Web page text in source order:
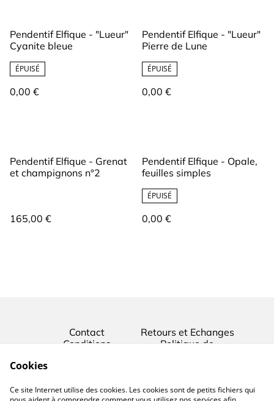
Pendentif Elfique - "Lueur"
Cyanite bleue
ÉPUISÉ
0,00 €
Pendentif Elfique - "Lueur"
Pierre de Lune
ÉPUISÉ
0,00 €
Pendentif Elfique - Grenat
et champignons n°2
165,00 €
Pendentif Elfique - Opale,
feuilles simples
ÉPUISÉ
0,00 €
Contact
Retours et Echanges
Conditions
Conditions générales
Politique de
Politique de cookies
Cookies
Ce site Internet utilise des cookies. Les cookies sont de petits fichiers qui